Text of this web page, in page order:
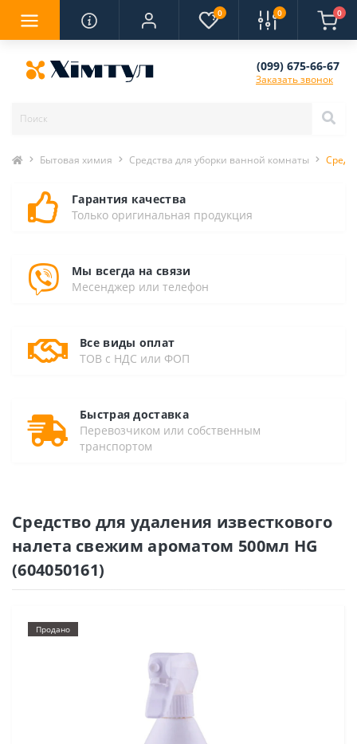
0 0 0
(099) 675-66-67
Заказать звонок
Бытовая химия Средства для уборки ванной комнаты
Гарантия качества
Только оригинальная продукция
Мы всегда на связи
Месенджер или телефон
Все виды оплат
ТОВ с НДС или ФОП
Быстрая доставка
Перевозчиком или собственным
транспортом
Средство для удаления известкового
налета свежим ароматом 500мл HG
(604050161)
Продано